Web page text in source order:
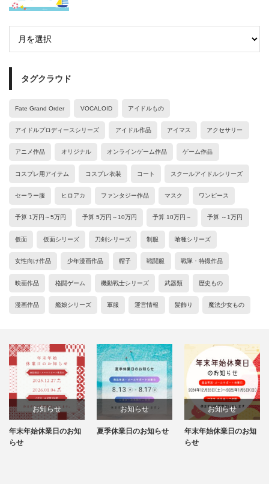
タグクラウド
Fate Grand Order VOCALOID アイドルもの
アイドルプロディースシリーズ アイドル作品 アイマス アクセサリー
アニメ作品 オリジナル オンラインゲーム作品 ゲーム作品
コスプレ用アイテム コスプレ衣装 コート スクールアイドルシリーズ
セーラー服 ヒロアカ ファンタジー作品 マスク ワンピース
予算 1万円～5万円 予算 5万円～10万円 予算 10万円～ 予算 ～1万円
仮面 仮面シリーズ 刀剣シリーズ 制服 喰種シリーズ
女性向け作品 少年漫画作品 帽子 戦闘服 戦隊・特撮作品
映画作品 格闘ゲーム 機動戦士シリーズ 武器類 歴史もの
漫画作品 艦娘シリーズ 軍服 運営情報 髪飾り 魔法少女もの
お知らせ
年末年始休業日のお知
らせ
お知らせ
夏季休業日のお知らせ
お知らせ
年末年始休業日のお知
らせ